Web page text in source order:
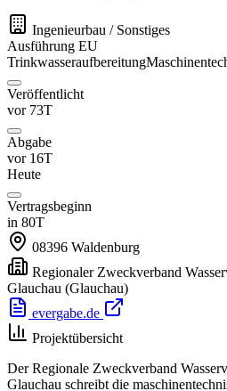
Ingenieurbau / Sonstiges
Ausführung EU
Trinkwasseraufbereitung
Veröffentlicht
vor 73T
Abgabe
vor 16T
Heute
Vertragsbeginn
in 80T
08396 Waldenburg
Regionaler Zweckverband
Glauchau (Glauchau)
evergabe.de
Projektübersicht
Der Regionale Zweckverband
Glauchau schreibt die